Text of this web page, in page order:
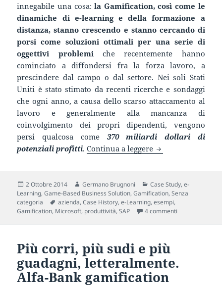
innegabile una cosa: la Gamification, così come le
dinamiche di e-learning e della formazione a
distanza, stanno crescendo e stanno cercando di
porsi come soluzioni ottimali per una serie di
oggettivi problemi che recentemente hanno
cominciato a diffondersi fra la forza lavoro, a
prescindere dal campo o dal settore. Nei soli Stati
Uniti è stato stimato da recenti ricerche e sondaggi
che ogni anno, a causa dello scarso attaccamento al
lavoro e generalmente alla mancanza di
coinvolgimento dei propri dipendenti, vengono
persi qualcosa come 370 miliardi dollari di
potenziali profitti.Continua a leggere Esempi di una
Scritto
il
2 Ottobre 2014 Autore
Germano Brugnoni Categorie
Case Study,e-
Learning,Game-Based Business Solution,Gamification,Senza
categoria
Tag
azienda,Case History,e-Learning,esempi,
Gamification, Microsoft, produttività,SAP 4 commenti
Più corri, più sudi e più
guadagni, letteralmente.
Alfa-Bank gamification